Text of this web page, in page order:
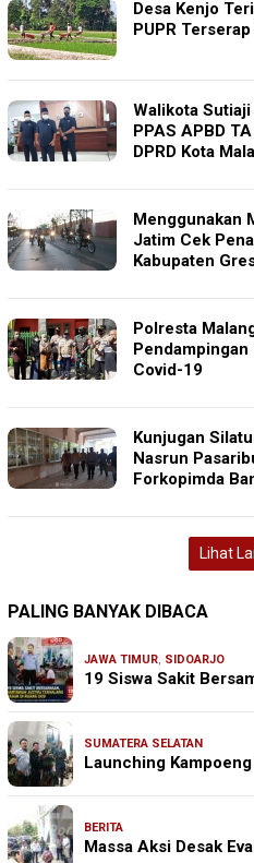
Desa Kenjo
PUPR
Walikota
PPAS APBD
DPRD Kota
Menggunakan
Jatim Cek
Kabupaten
Polresta
Pendampingan
Covid-19
Kunjugan
Nasrun
Forkopimda
Lihat
PALING BANYAK DIBACA
JAWA TIMUR, SIDOARJO
19 Siswa Sakit
SUMATERA SELATAN
Launching
BERITA
Massa Aksi Desak